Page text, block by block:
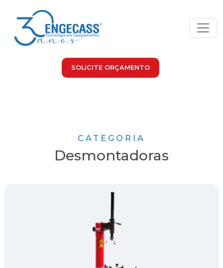
SOLICITE ORÇAMENTO
CATEGORIA
Desmontadoras